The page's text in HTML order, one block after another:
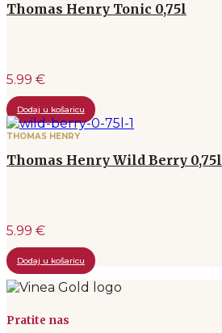
Thomas Henry Tonic 0,75l
5.99 €
Dodaj u košaricu
THOMAS HENRY
Thomas Henry Wild Berry 0,75l
5.99 €
Dodaj u košaricu
Pratite nas